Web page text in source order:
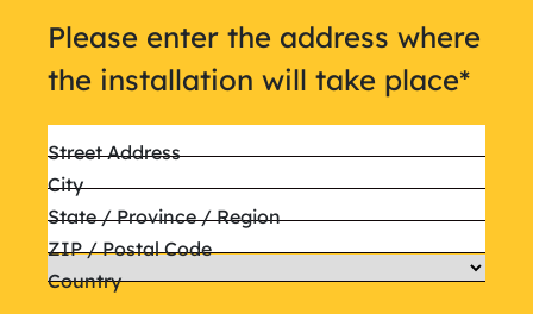
Please enter the address where
the installation will take place*
Street Address
City
State / Province / Region
ZIP / Postal Code
Country